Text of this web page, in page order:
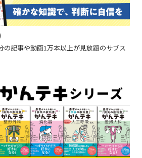
の記事や動画1万本以上が見放題のサブス